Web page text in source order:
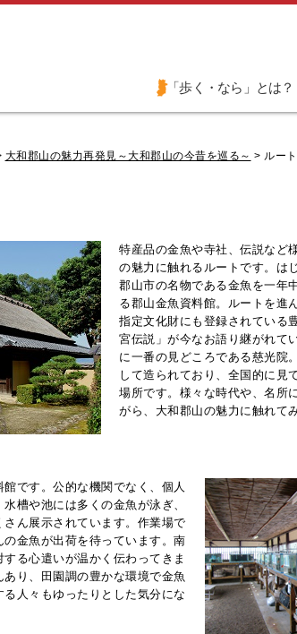
「歩く・なら」とは？
大和郡山の魅力再発見～大和郡山の今昔を巡る～ > ルー
特産品の金魚や寺社、伝説など
の魅力に触れるルートです。は
郡山市の名物である金魚を一年
る郡山金魚資料館。ルートを進
指定文化財にも登録されている
宮伝説」が今なお語り継がれて
に一番の見どころである慈光院
して造られており、全国的に見
場所です。様々な時代や、名所
がら、大和郡山の魅力に触れて
です。公的な機関でなく、個人
槽や池には多くの金魚が泳ぎ、
ん展示されています。作業場で
金魚が出荷を待っています。南
る心遣いが温かく伝わってきま
り、田園調の豊かな環境で金魚
人々もゆったりとした気分にな